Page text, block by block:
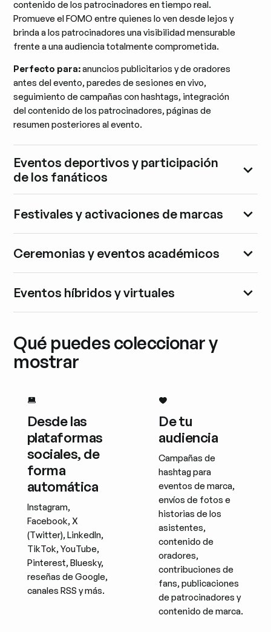
contenido de los patrocinadores en tiempo real.
Promueve el FOMO entre quienes lo ven desde lejos y
brinda a los patrocinadores una visibilidad mensurable
frente a una audiencia totalmente comprometida.
Perfecto para:anuncios publicitarios y de oradores
antes del evento, paredes de sesiones en vivo,
seguimiento de campañas con hashtags, integración
del contenido de los patrocinadores, páginas de
resumen posteriores al evento.
Eventos deportivos y participación
de los fanáticos
Festivales y activaciones de marcas
Ceremonias y eventos académicos
Eventos híbridos y virtuales
Qué puedes coleccionar y
mostrar
Desde las
plataformas
sociales, de
forma
automática
Instagram,
Facebook, X
(Twitter), LinkedIn,
TikTok, YouTube,
Pinterest, Bluesky,
reseñas de Google,
canales RSS y más.
De tu
audiencia
Campañas de
hashtag para
eventos de marca,
envíos de fotos e
historias de los
asistentes,
contenido de
oradores,
contribuciones de
fans, publicaciones
de patrocinadores y
contenido de marca.